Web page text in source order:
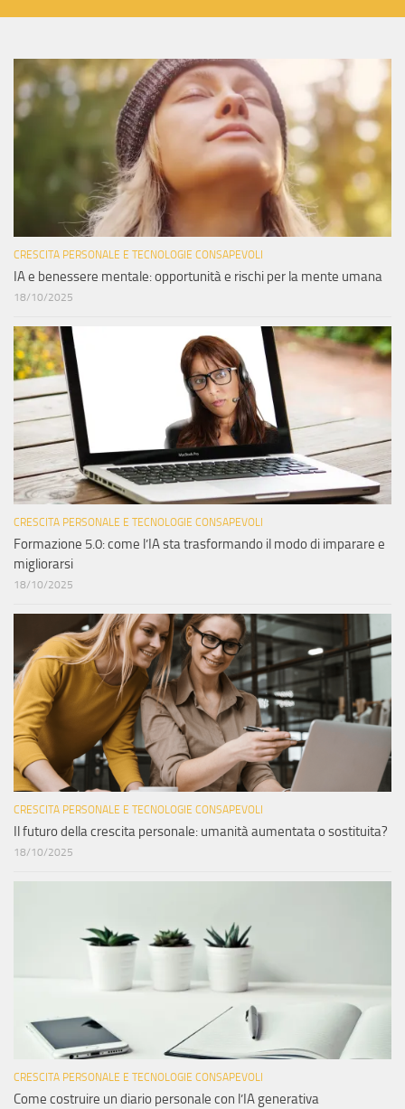
CRESCITA PERSONALE E TECNOLOGIE CONSAPEVOLI
IA e benessere mentale: opportunità e rischi per la mente umana
18/10/2025
CRESCITA PERSONALE E TECNOLOGIE CONSAPEVOLI
Formazione 5.0: come l’IA sta trasformando il modo di imparare e
migliorarsi
18/10/2025
CRESCITA PERSONALE E TECNOLOGIE CONSAPEVOLI
Il futuro della crescita personale: umanità aumentata o sostituita?
18/10/2025
CRESCITA PERSONALE E TECNOLOGIE CONSAPEVOLI
Come costruire un diario personale con l’IA generativa